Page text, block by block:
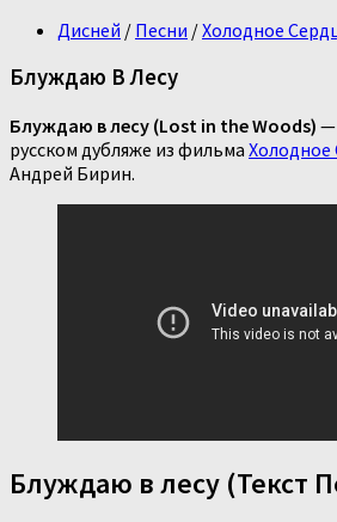
Дисней / Песни /Холодное
Блуждаю В Лесу
Блуждаю в лесу (Lost in the Woods) —
русском дубляже из фильма Холодное
Андрей Бирин.
Блуждаю в лесу (Текст